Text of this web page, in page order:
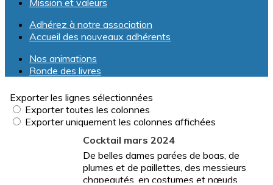
Mission et valeurs
Adhérez à notre association
Accueil des nouveaux adhérents
Nos animations
Ronde des livres